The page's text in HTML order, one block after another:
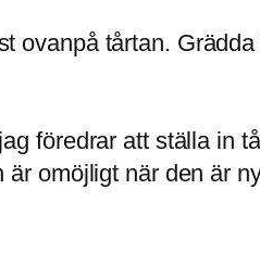
ovanpå tårtan.
föredrar att ställa in
omöjligt när den är